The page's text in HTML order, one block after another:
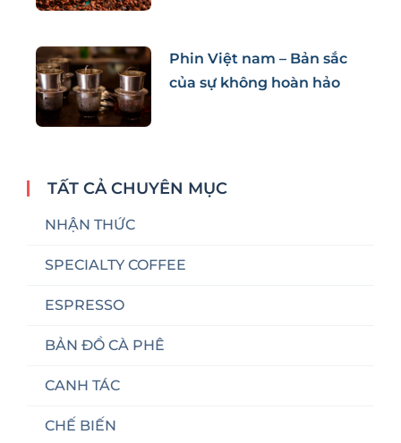
Phin Việt nam – Bản sắc
của sự không hoàn hảo
TẤT CẢ CHUYÊN MỤC
NHẬN THỨC
SPECIALTY COFFEE
ESPRESSO
BẢN ĐỒ CÀ PHÊ
CANH TÁC
CHẾ BIẾN